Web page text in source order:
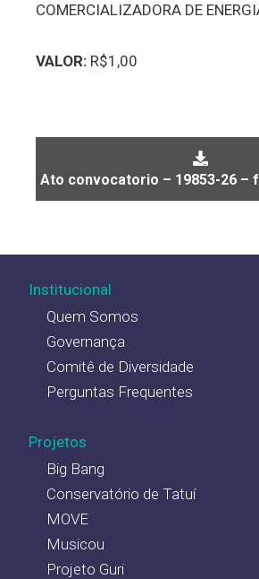
COMERCIALIZADORA DE
VALOR: R$1,00
Ato convocatorio – 19853-26 –
Institucional
Quem Somos
Governança
Comitê de Diversidade
Perguntas Frequentes
Projetos
Big Bang
Conservatório de Tatuí
MOVE
Musicou
Projeto Guri